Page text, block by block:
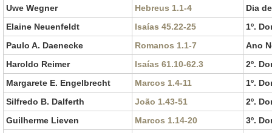
Uwe Wegner
Hebreus 1.1-4
Dia
Elaine Neuenfeldt
Isaías 45.22-25
1º.
Paulo A. Daenecke
Romanos 1.1-7
Ano
Haroldo Reimer
Isaías 61.10-62.3
2º.
Margarete E. Engelbrecht
Marcos 1.4-11
1º.
Silfredo B. Dalferth
João 1.43-51
2º.
Guilherme Lieven
Marcos 1.14-20
3º.